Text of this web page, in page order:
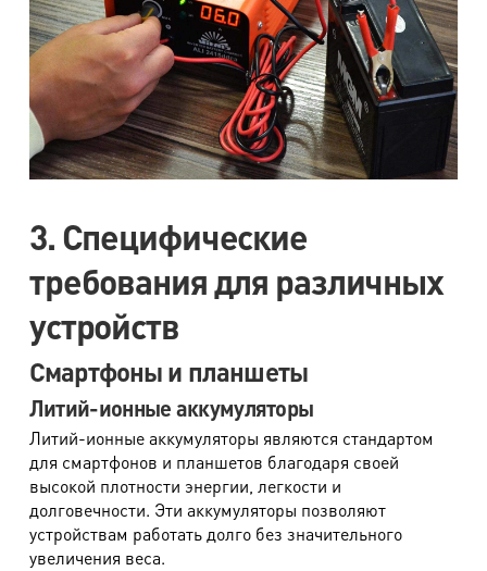
3. Специфические
требования для различных
устройств
Смартфоны и планшеты
Литий-ионные аккумуляторы
Литий-ионные аккумуляторы являются стандартом
для смартфонов и планшетов благодаря своей
высокой плотности энергии, легкости и
долговечности. Эти аккумуляторы позволяют
устройствам работать долго без значительного
увеличения веса.